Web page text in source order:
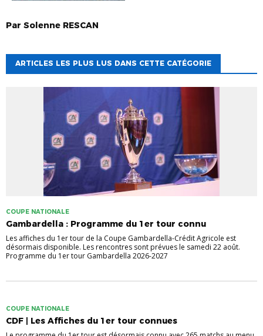
Par Solenne RESCAN
ARTICLES LES PLUS LUS DANS CETTE CATÉGORIE
COUPE NATIONALE
Gambardella : Programme du 1er tour connu
Les affiches du 1er tour de la Coupe Gambardella-Crédit Agricole est
désormais disponible. Les rencontres sont prévues le samedi 22 août.
Programme du 1er tour Gambardella 2026-2027
COUPE NATIONALE
CDF | Les Affiches du 1er tour connues